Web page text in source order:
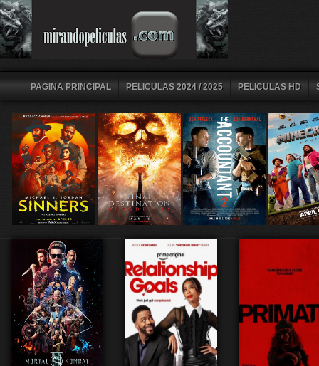
PAGINA PRINCIPAL PELICULAS 2024 / 2025 PELICULAS HD